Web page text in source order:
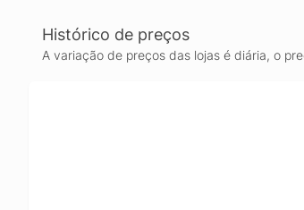
Histórico de preços
A variação de preços das lojas é diária, o